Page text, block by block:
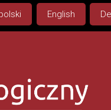
English